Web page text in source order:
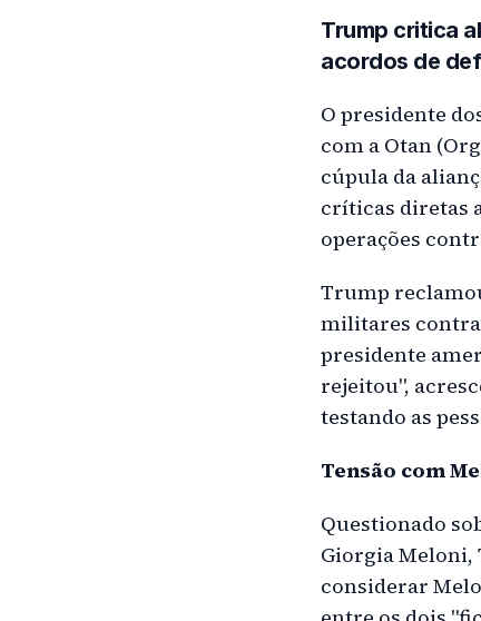
Trump critica
acordos de
O presidente
com a Otan
cúpula da
críticas diretas
operações
Trump
militares contra
presidente
rejeitou",
testando as
Tensão com
Questionado
Giorgia Meloni,
considerar